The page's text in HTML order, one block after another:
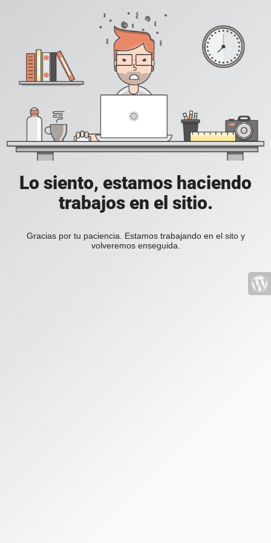
Lo siento, estamos haciendo
trabajos en el sitio.
Gracias por tu paciencia. Estamos trabajando en el sito y
volveremos enseguida.